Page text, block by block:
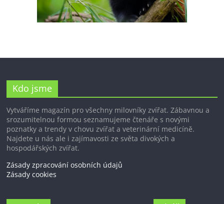
Kdo jsme
Vytváříme magazín pro všechny milovníky zvířat. Zábavnou a
srozumitelnou formou seznamujeme čtenáře s novými
poznatky a trendy v chovu zvířat a veterinární medicíně.
Najdete u nás ale i zajímavosti ze světa divokých a
hospodářských zvířat.
Zásady zpracování osobních údajů
Zásady cookies